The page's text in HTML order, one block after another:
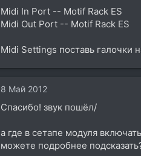
Midi In Port -- Motif Rack ES
Midi Out Port -- Motif Rack ES
Midi Settings поставь галочки
8 Май 2012
Спасибо! звук пошёл/
а где в сетапе модуля
можете подробнее